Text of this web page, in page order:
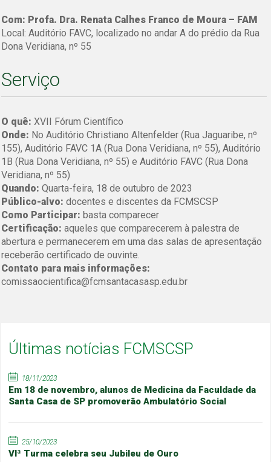
Com: Profa. Dra. Renata Calhes Franco de Moura – FAM
Local: Auditório FAVC, localizado no andar A do prédio da Rua
Dona Veridiana, nº 55
Serviço
O quê: XVII Fórum Científico
Onde: No Auditório Christiano Altenfelder (Rua Jaguaribe, nº
155), Auditório FAVC 1A (Rua Dona Veridiana, nº 55), Auditório
1B (Rua Dona Veridiana, nº 55) e Auditório FAVC (Rua Dona
Veridiana, nº 55)
Quando: Quarta-feira, 18 de outubro de 2023
Público-alvo: docentes e discentes da FCMSCSP
Como Participar: basta comparecer
Certificação: aqueles que comparecerem à palestra de
abertura e permanecerem em uma das salas de apresentação
receberão certificado de ouvinte.
Contato para mais informações:
comissaocientifica@fcmsantacasasp.edu.br
Últimas notícias FCMSCSP
18/11/2023
Em 18 de novembro, alunos de Medicina da Faculdade da
Santa Casa de SP promoverão Ambulatório Social
25/10/2023
VIª Turma celebra seu Jubileu de Ouro